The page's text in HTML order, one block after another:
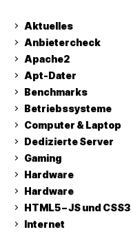
Aktuelles
Anbietercheck
Apache2
Apt-Dater
Benchmarks
Betriebssysteme
Computer & Laptop
Dedizierte Server
Gaming
Hardware
Hardware
HTML5 – JS und CSS3
Internet